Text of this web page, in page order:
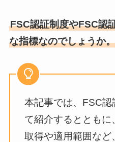
FSC認証制度やFSC認
な指標なのでしょうか。
本記事では、FSC
て紹介するととも
取得や適用範囲な